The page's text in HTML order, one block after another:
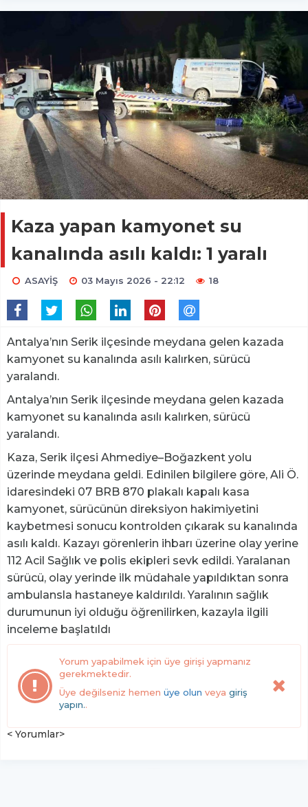
Kaza yapan kamyonet su
kanalında asılı kaldı: 1 yaralı
ASAYİŞ 03 Mayıs 2026 - 22:12 18
Antalya’nın Serik ilçesinde meydana gelen kazada
kamyonet su kanalında asılı kalırken, sürücü
yaralandı.
Antalya’nın Serik ilçesinde meydana gelen kazada
kamyonet su kanalında asılı kalırken, sürücü
yaralandı.
Kaza, Serik ilçesi Ahmediye–Boğazkent yolu
üzerinde meydana geldi. Edinilen bilgilere göre, Ali Ö.
idaresindeki 07 BRB 870 plakalı kapalı kasa
kamyonet, sürücünün direksiyon hakimiyetini
kaybetmesi sonucu kontrolden çıkarak su kanalında
asılı kaldı. Kazayı görenlerin ihbarı üzerine olay yerine
112 Acil Sağlık ve polis ekipleri sevk edildi. Yaralanan
sürücü, olay yerinde ilk müdahale yapıldıktan sonra
ambulansla hastaneye kaldırıldı. Yaralının sağlık
durumunun iyi olduğu öğrenilirken, kazayla ilgili
inceleme başlatıldı
Yorum yapabilmek için üye girişi yapmanız
gerekmektedir.
Üye değilseniz hemen üye olun veya giriş
yapın..
< Yorumlar>